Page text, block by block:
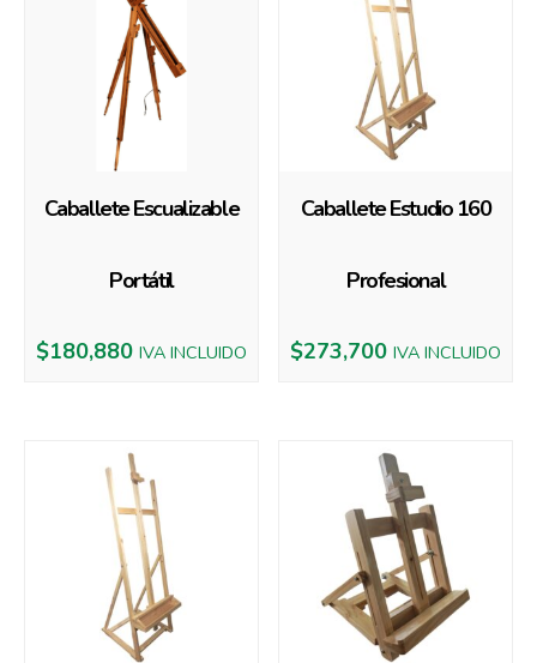
Caballete Escualizable
Portátil
$180,880 IVA INCLUIDO
Caballete Estudio 160
Profesional
$273,700 IVA INCLUIDO